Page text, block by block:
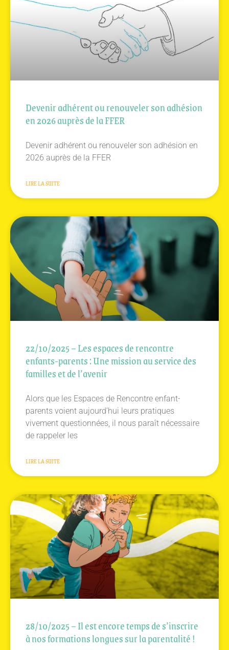
Devenir adhérent ou renouveler son adhésion
en 2026 auprès de la FFER
Devenir adhérent ou renouveler son adhésion en
2026 auprès de la FFER
LIRE LA SUITE
22/10/2025 – Les espaces de rencontre
enfants-parents : Une mission au service des
familles et de l’avenir
Alors que les Espaces de Rencontre enfant-
parents voient aujourd’hui leurs pratiques
vivement questionnées, il nous paraît nécessaire
de rappeler les
LIRE LA SUITE
28/10/2025 – Il est encore temps de s’inscrire
à nos formations longues sur la parentalité !